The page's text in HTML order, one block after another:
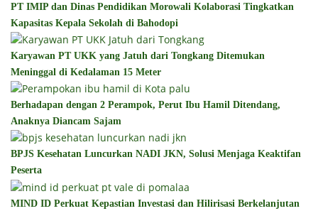
PT IMIP dan Dinas Pendidikan Morowali Kolaborasi Tingkatkan
Kapasitas Kepala Sekolah di Bahodopi
Karyawan PT UKK yang Jatuh dari Tongkang Ditemukan
Meninggal di Kedalaman 15 Meter
Berhadapan dengan 2 Perampok, Perut Ibu Hamil Ditendang,
Anaknya Diancam Sajam
BPJS Kesehatan Luncurkan NADI JKN, Solusi Menjaga Keaktifan
Peserta
MIND ID Perkuat Kepastian Investasi dan Hilirisasi Berkelanjutan